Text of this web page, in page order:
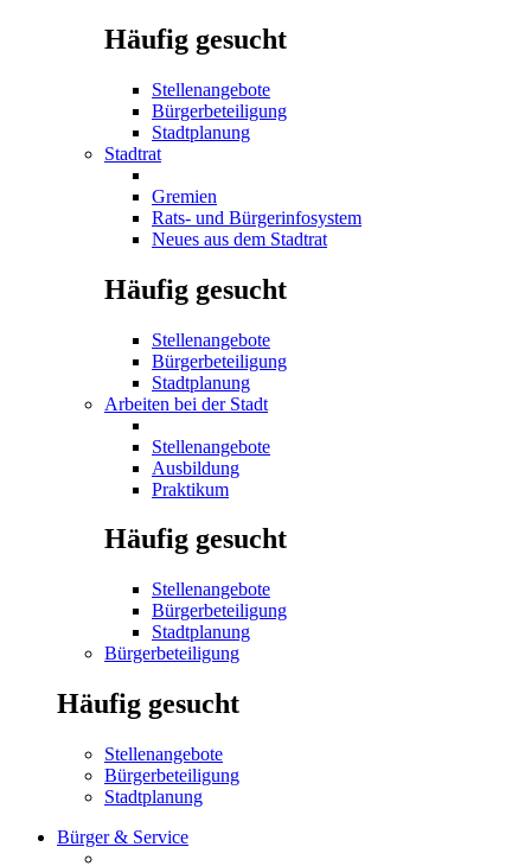
Häufig gesucht
Stellenangebote
Bürgerbeteiligung
Stadtplanung
Stadtrat
Gremien
Rats- und Bürgerinfosystem
Neues aus dem Stadtrat
Häufig gesucht
Stellenangebote
Bürgerbeteiligung
Stadtplanung
Arbeiten bei der Stadt
Stellenangebote
Ausbildung
Praktikum
Häufig gesucht
Stellenangebote
Bürgerbeteiligung
Stadtplanung
Bürgerbeteiligung
Häufig gesucht
Stellenangebote
Bürgerbeteiligung
Stadtplanung
Bürger & Service